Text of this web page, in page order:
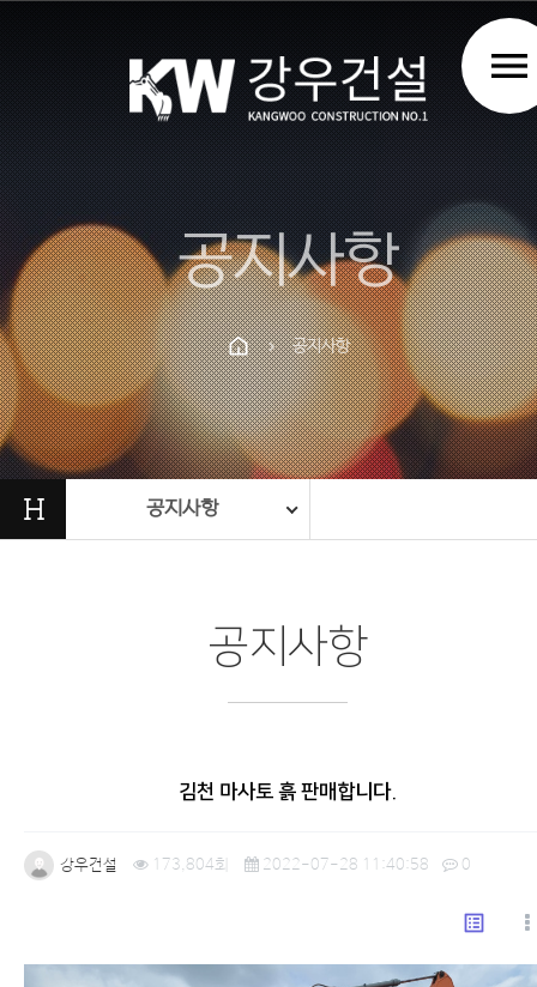
PrevNext
menu
공지사항
chevron_right 공지사항
H 공지사항
공지사항
김천 마사토 흙 판매합니다.
강우건설 173,804회 2022-07-28 11:40:58 0
list_alt